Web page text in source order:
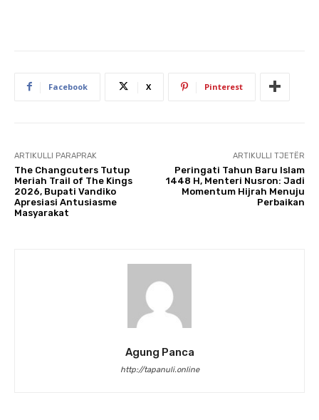
Facebook X Pinterest
ARTIKULLI PARAPRAK
The Changcuters Tutup
Meriah Trail of The Kings
2026, Bupati Vandiko
Apresiasi Antusiasme
Masyarakat
ARTIKULLI TJETËR
Peringati Tahun Baru Islam
1448 H, Menteri Nusron: Jadi
Momentum Hijrah Menuju
Perbaikan
Agung Panca
http://tapanuli.online